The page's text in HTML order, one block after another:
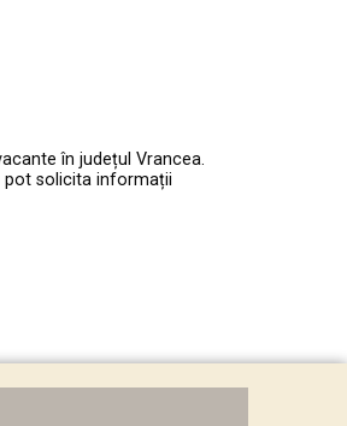
în județul Vrancea.
pot solicita informații